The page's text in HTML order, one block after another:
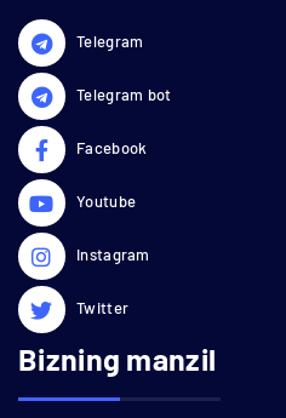
Telegram
Telegram bot
Facebook
Youtube
Instagram
Twitter
Bizning manzil